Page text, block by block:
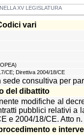
XV LEGISLATURA
vari
CE; Direttiva 2004/18/CE
consultiva per
del dibattito
modifiche al
pubblici relativi a
e 2004/18/CE. Atto
e